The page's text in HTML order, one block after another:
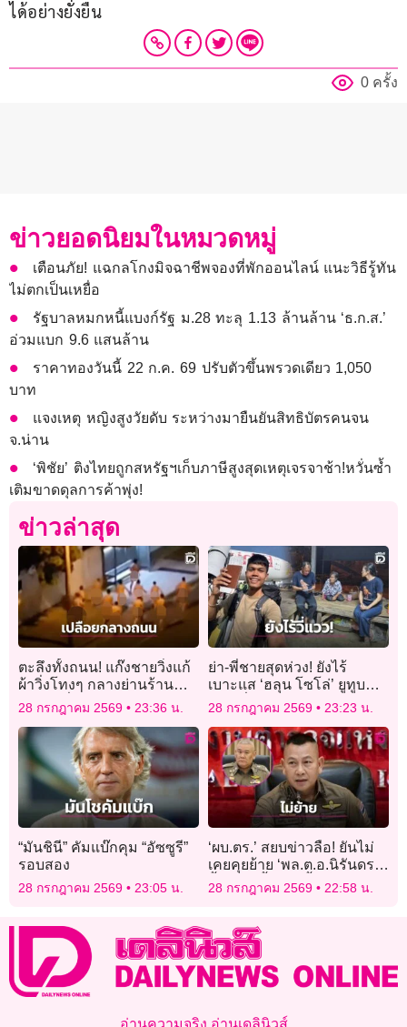
ได้อย่างยั่งยืน
0 ครั้ง
ข่าวยอดนิยมในหมวดหมู่
เตือนภัย! แฉกลโกงมิจฉาชีพจองที่พักออนไลน์ แนะวิธีรู้ทัน
ไม่ตกเป็นเหยื่อ
รัฐบาลหมกหนี้แบงก์รัฐ ม.28 ทะลุ 1.13 ล้านล้าน ‘ธ.ก.ส.’
อ่วมแบก 9.6 แสนล้าน
ราคาทองวันนี้ 22 ก.ค. 69 ปรับตัวขึ้นพรวดเดียว 1,050
บาท
แจงเหตุ หญิงสูงวัยดับ ระหว่างมายืนยันสิทธิบัตรคนจน
จ.น่าน
‘พิชัย’ ติงไทยถูกสหรัฐฯเก็บภาษีสูงสุดเหตุเจรจาช้า!หวั่นซ้ำ
เติมขาดดุลการค้าพุ่ง!
ข่าวล่าสุด
ตะลึงทั้งถนน! แก๊งชายวิ่งแก้
ผ้าวิ่งโทงๆ กลางย่านร้าน
อาหารชื่อดังในออสเตรเลีย
28 กรกฎาคม 2569 23:36 น.
ย่า-พี่ชายสุดห่วง! ยังไร้
เบาะแส ‘ฮลุน โซโล่’ ยูทูบ
เบอร์ชื่อดังหายตัวปริศนา
จอร์เจีย
28 กรกฎาคม 2569 23:23 น.
“มันชินี” คัมแบ๊กคุม “อัซซูรี”
รอบสอง
28 กรกฎาคม 2569 23:05 น.
‘ผบ.ตร.’ สยบข่าวลือ! ยันไม่
เคยคุยย้าย ‘พล.ต.อ.นิรันดร’
จี้ตำรวจตั้งหน้าตั้งตาทำงาน
28 กรกฎาคม 2569 22:58 น.
อ่านความจริง อ่านเดลินิวส์